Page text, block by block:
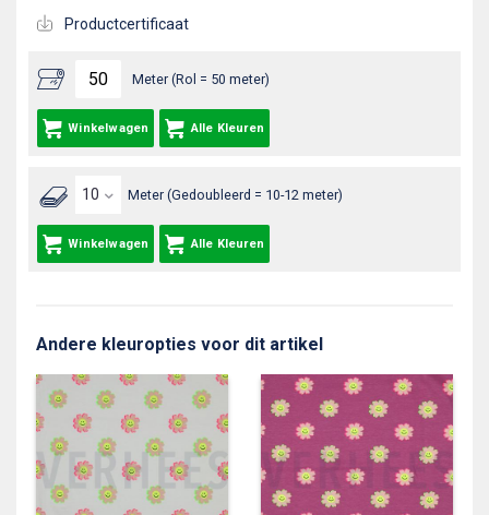
Meter (Rol = 50 meter)
Winkelwagen Alle Kleuren
Meter (Gedoubleerd = 10-12 meter)
Winkelwagen Alle Kleuren
Productcertificaat
Andere kleuropties voor dit artikel